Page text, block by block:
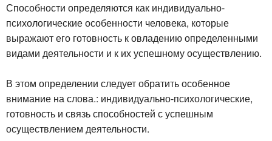
Способности определяются как индивидуально-
психологические особенности человека, которые
выражают его готовность к овладению определенными
видами деятельности и к их успешному осуществлению.
В этом определении следует обратить особенное
внимание на слова.: индивидуально-психологические,
готовность и связь способностей с успешным
осуществлением деятельности.